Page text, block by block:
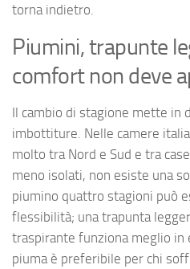
torna indietro.
Piumini, trapunte
comfort non deve
Il cambio di stagione mette in
imbottiture. Nelle camere
molto tra Nord e Sud e tra
meno isolati, non esiste una
piumino quattro stagioni può
flessibilità; una trapunta
traspirante funziona meglio in
piuma è preferibile per chi